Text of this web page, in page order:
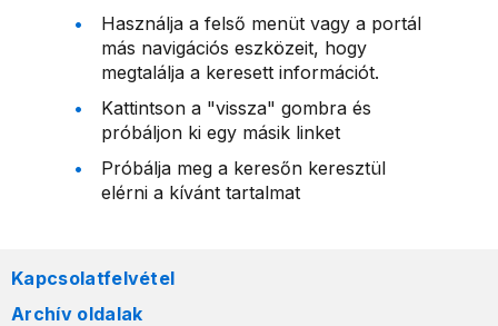
Használja a felső menüt vagy a portál
más navigációs eszközeit, hogy
megtalálja a keresett információt.
Kattintson a "vissza" gombra és
próbáljon ki egy másik linket
Próbálja meg a keresőn keresztül
elérni a kívánt tartalmat
Kapcsolatfelvétel
Archív oldalak